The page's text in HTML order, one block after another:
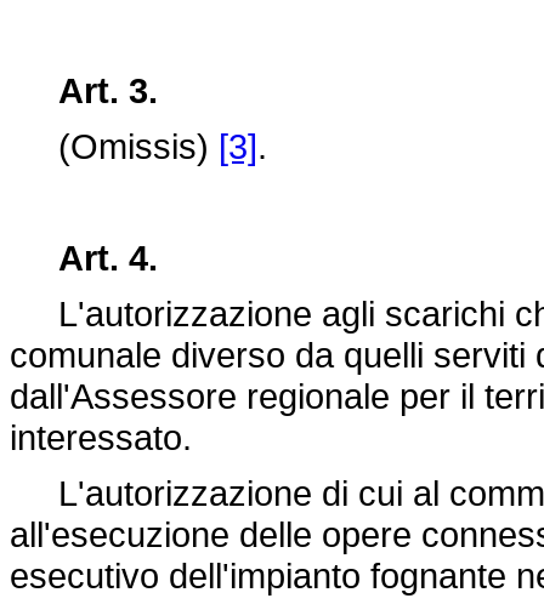
Art. 3.
(Omissis) [3].
Art. 4.
L'autorizzazione agli scarichi
comunale diverso da quelli
dall'Assessore regionale per il
interessato.
L'autorizzazione di cui al
all'esecuzione delle opere
esecutivo dell'impianto fognante